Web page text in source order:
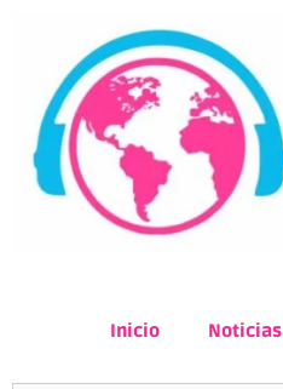
Inicio Noticias